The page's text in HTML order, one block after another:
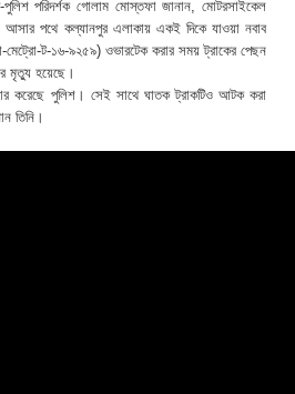
পুলিশ পরিদর্শক গোলাম মোস্তফা জানান, মোটরসাইকেল
আসার পথে কল্যানপুর এলাকায় একই দিকে যাওয়া নবাব
মেট্রো-ট-১৬-৯২৫৯) ওভারটেক করার সময় ট্রাকের পেছন
মৃত্যু হয়েছে।
করেছে পুলিশ। সেই সাথে ঘাতক ট্রাকটিও আটক করা
তিনি।